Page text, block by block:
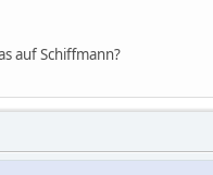
auf Schiffmann?